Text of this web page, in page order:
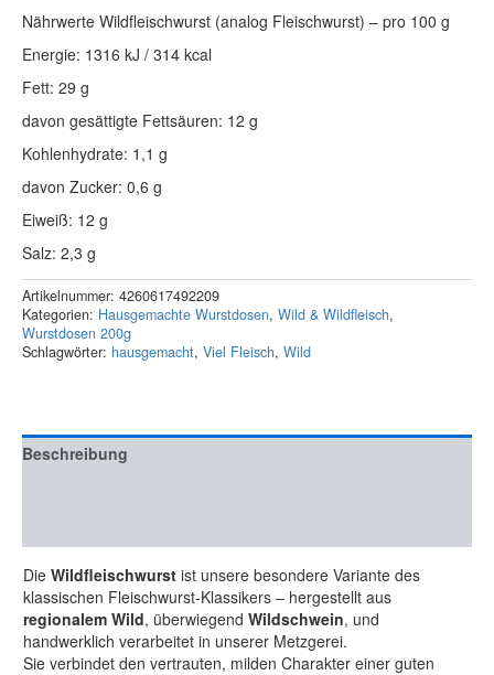
Nährwerte Wildfleischwurst (analog Fleischwurst) – pro 100 g
Energie: 1316 kJ / 314 kcal
Fett: 29 g
davon gesättigte Fettsäuren: 12 g
Kohlenhydrate: 1,1 g
davon Zucker: 0,6 g
Eiweiß: 12 g
Salz: 2,3 g
Artikelnummer: 4260617492209
Kategorien: Hausgemachte Wurstdosen, Wild & Wildfleisch,
Wurstdosen 200g
Schlagwörter: hausgemacht, Viel Fleisch, Wild
Beschreibung
Die Wildfleischwurst ist unsere besondere Variante des
klassischen Fleischwurst-Klassikers – hergestellt aus
regionalem Wild, überwiegend Wildschwein, und
handwerklich verarbeitet in unserer Metzgerei.
Sie verbindet den vertrauten, milden Charakter einer guten